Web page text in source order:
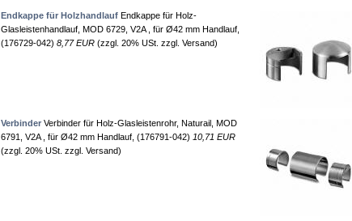
Endkappe für Holzhandlauf Endkappe für Holz-
Glasleistenhandlauf, MOD 6729, V2A , für Ø42 mm Handlauf,
(176729-042) 8,77 EUR (zzgl. 20% USt. zzgl. Versand)
Verbinder Verbinder für Holz-Glasleistenrohr, Naturail, MOD
6791, V2A , für Ø42 mm Handlauf, (176791-042) 10,71 EUR
(zzgl. 20% USt. zzgl. Versand)